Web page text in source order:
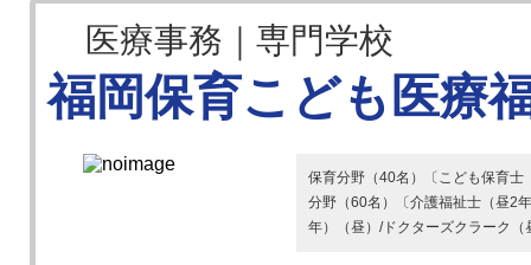
医療事務｜専門学校
福岡保育こども医療
保育分野（40名）〔こども保育
分野（60名）〔介護福祉士（昼2
年）（昼）/ドクターズクラーク